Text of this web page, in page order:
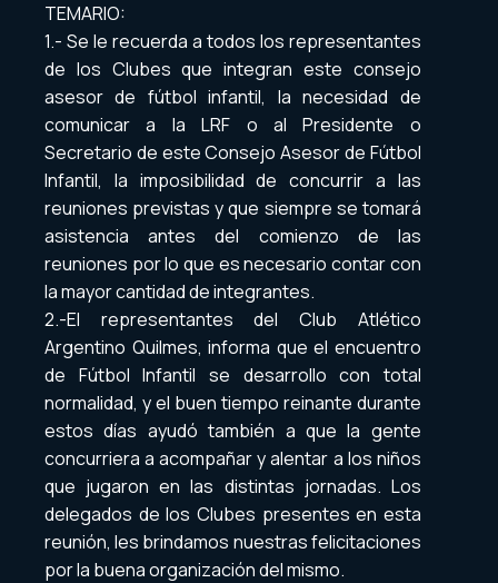
TEMARIO:
1.- Se le recuerda a todos los representantes
de los Clubes que integran este consejo
asesor de fútbol infantil, la necesidad de
comunicar a la LRF o al Presidente o
Secretario de este Consejo Asesor de Fútbol
Infantil, la imposibilidad de concurrir a las
reuniones previstas y que siempre se tomará
asistencia antes del comienzo de las
reuniones por lo que es necesario contar con
la mayor cantidad de integrantes.
2.-El representantes del Club Atlético
Argentino Quilmes, informa que el encuentro
de Fútbol Infantil se desarrollo con total
normalidad, y el buen tiempo reinante durante
estos días ayudó también a que la gente
concurriera a acompañar y alentar a los niños
que jugaron en las distintas jornadas. Los
delegados de los Clubes presentes en esta
reunión, les brindamos nuestras felicitaciones
por la buena organización del mismo.